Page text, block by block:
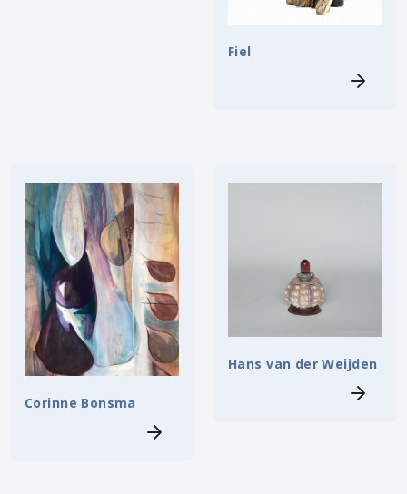
Fiel
Corinne Bonsma
Hans van der Weijden